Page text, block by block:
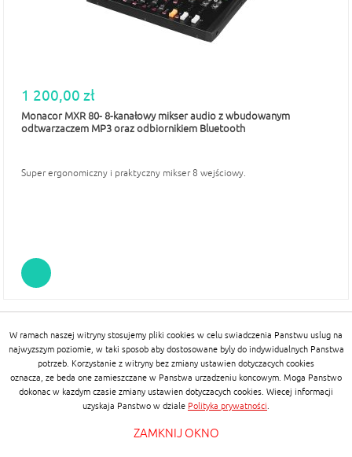
1 200,00 zł
Monacor MXR 80- 8-kanałowy mikser audio z wbudowanym
odtwarzaczem MP3 oraz odbiornikiem Bluetooth
Super ergonomiczny i praktyczny mikser 8 wejściowy.
W ramach naszej witryny stosujemy pliki cookies w celu swiadczenia Panstwu uslug na
najwyzszym poziomie, w taki sposob aby dostosowane byly do indywidualnych Panstwa
potrzeb. Korzystanie z witryny bez zmiany ustawien dotyczacych cookies
oznacza, ze beda one zamieszczane w Panstwa urzadzeniu koncowym. Moga Panstwo
dokonac w kazdym czasie zmiany ustawien dotyczacych cookies. Wiecej informacji
uzyskaja Panstwo w dziale Polityka prywatności.
ZAMKNIJ OKNO